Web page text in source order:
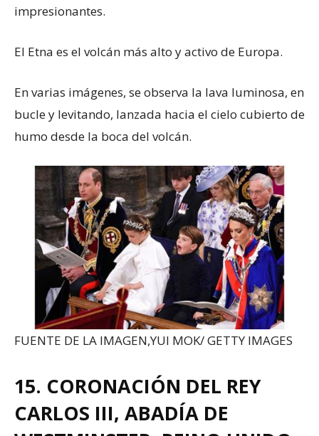
impresionantes.
El Etna es el volcán más alto y activo de Europa.
En varias imágenes, se observa la lava luminosa, en
bucle y levitando, lanzada hacia el cielo cubierto de
humo desde la boca del volcán.
FUENTE DE LA IMAGEN,YUI MOK/ GETTY IMAGES
15. CORONACIÓN DEL REY
CARLOS III, ABADÍA DE